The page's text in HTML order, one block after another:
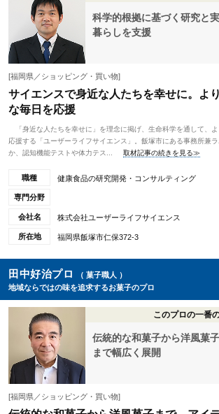
科学的根拠に基づく研究と
暮らしを支援
[福岡県／ショッピング・買い物]
サイエンスで身近な人たちを幸せに。よ
な毎日を応援
「身近な人たちを幸せに」を理念に掲げ、生命科学を通して、
応援する「ユーザーライフサイエンス」。飯塚市にある事務所兼
か、認知機能テストや体力テス...
取材記事の続きを見る≫
職種 健康食品の研究開発・コンサルティング
専門分野
会社名 株式会社ユーザーライフサイエンス
所在地 福岡県飯塚市仁保372-3
田中好治プロ
（ 菓子職人 ）
地域ならではの味を追求するお菓子のプロ
このプロの一番
伝統的な和菓子から洋風菓
まで幅広く展開
[福岡県／ショッピング・買い物]